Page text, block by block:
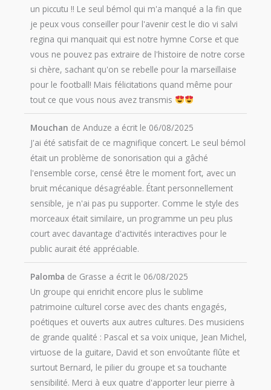
un piccutu !! Le seul bémol qui m'a manqué a la fin que
je peux vous conseiller pour l'avenir cest le dio vi salvi
regina qui manquait qui est notre hymne Corse et que
vous ne pouvez pas extraire de l'histoire de notre corse
si chère, sachant qu'on se rebelle pour la marseillaise
pour le football! Mais félicitations quand même pour
tout ce que vous nous avez transmis
Mouchan de Anduze a écrit le 06/08/2025
J'ai été satisfait de ce magnifique concert. Le seul bémol
était un problème de sonorisation qui a gâché
l'ensemble corse, censé être le moment fort, avec un
bruit mécanique désagréable. Étant personnellement
sensible, je n'ai pas pu supporter. Comme le style des
morceaux était similaire, un programme un peu plus
court avec davantage d'activités interactives pour le
public aurait été appréciable.
Palomba de Grasse a écrit le 06/08/2025
Un groupe qui enrichit encore plus le sublime
patrimoine culturel corse avec des chants engagés,
poétiques et ouverts aux autres cultures. Des musiciens
de grande qualité : Pascal et sa voix unique, Jean Michel,
virtuose de la guitare, David et son envoûtante flûte et
surtout Bernard, le pilier du groupe et sa touchante
sensibilité. Merci à eux quatre d'apporter leur pierre à